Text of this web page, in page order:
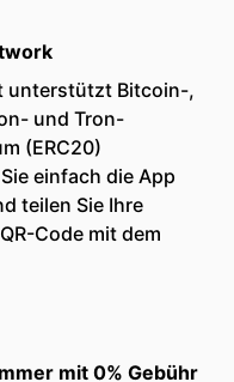
unterstützt Bitcoin-,
und Tron-
(ERC20)
einfach die App
teilen Sie Ihre
Code mit dem
mit 0% Gebühr